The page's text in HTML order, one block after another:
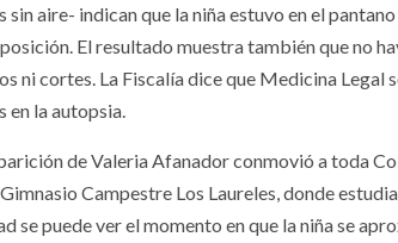
sin aire- indican que la niña estuvo en el
El resultado muestra también que no
ni cortes. La Fiscalía dice que Medicina
en la autopsia.
de Valeria Afanador conmovió a toda
Campestre Los Laureles, donde
se puede ver el momento en que la niña se